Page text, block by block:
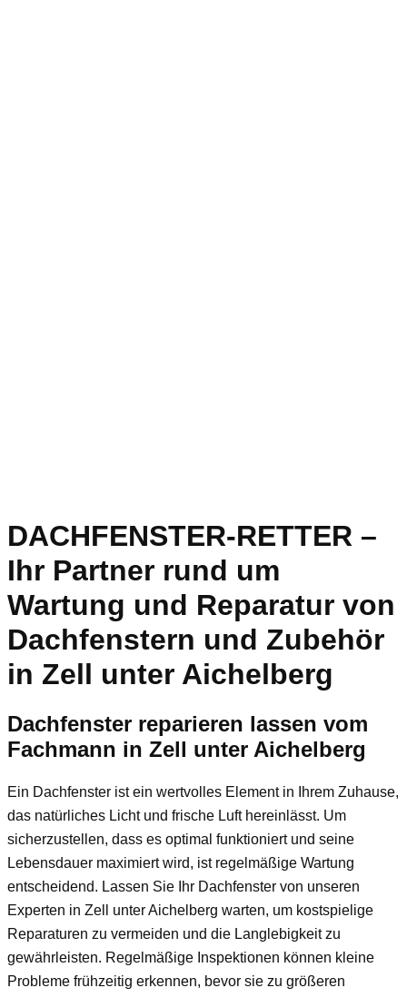
DACHFENSTER-RETTER –
Ihr Partner rund um
Wartung und Reparatur von
Dachfenstern und Zubehör
in Zell unter Aichelberg
Dachfenster reparieren lassen vom
Fachmann in Zell unter Aichelberg
Ein Dachfenster ist ein wertvolles Element in Ihrem Zuhause,
das natürliches Licht und frische Luft hereinlässt. Um
sicherzustellen, dass es optimal funktioniert und seine
Lebensdauer maximiert wird, ist regelmäßige Wartung
entscheidend. Lassen Sie Ihr Dachfenster von unseren
Experten in Zell unter Aichelberg warten, um kostspielige
Reparaturen zu vermeiden und die Langlebigkeit zu
gewährleisten. Regelmäßige Inspektionen können kleine
Probleme frühzeitig erkennen, bevor sie zu größeren